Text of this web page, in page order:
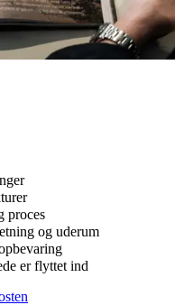
proces
og uderum
er flyttet ind